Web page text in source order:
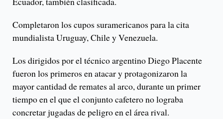
Completaron los cupos suramericanos para la cita
mundialista Uruguay, Chile y Venezuela.
Los dirigidos por el técnico argentino Diego Placente
fueron los primeros en atacar y protagonizaron la
mayor cantidad de remates al arco, durante un primer
tiempo en el que el conjunto cafetero no lograba
concretar jugadas de peligro en el área rival.